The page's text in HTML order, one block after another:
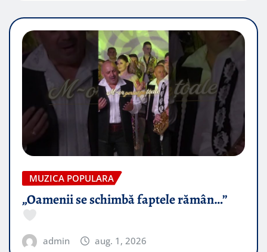
MUZICA POPULARA
„Oamenii se schimbă faptele rămân…”
admin aug. 1, 2026